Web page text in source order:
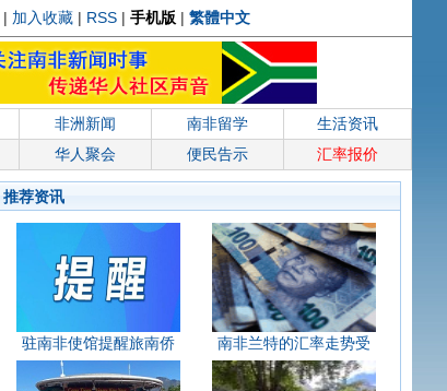
| 加入收藏 | RSS | 手机版 | 繁體中文
非洲新闻 南非留学
生活资讯
华人聚会 便民告示 汇率报价
推荐资讯
驻南非使馆提醒旅南侨 南非兰特的汇率走势受